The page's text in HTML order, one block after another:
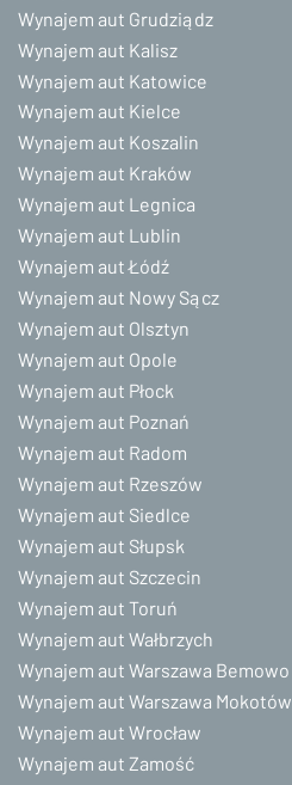
Wynajem aut Grudziądz
Wynajem aut Kalisz
Wynajem aut Katowice
Wynajem aut Kielce
Wynajem aut Koszalin
Wynajem aut Kraków
Wynajem aut Legnica
Wynajem aut Lublin
Wynajem aut Łódź
Wynajem aut Nowy Sącz
Wynajem aut Olsztyn
Wynajem aut Opole
Wynajem aut Płock
Wynajem aut Poznań
Wynajem aut Radom
Wynajem aut Rzeszów
Wynajem aut Siedlce
Wynajem aut Słupsk
Wynajem aut Szczecin
Wynajem aut Toruń
Wynajem aut Wałbrzych
Wynajem aut Warszawa Bemowo
Wynajem aut Warszawa Mokotów
Wynajem aut Wrocław
Wynajem aut Zamość